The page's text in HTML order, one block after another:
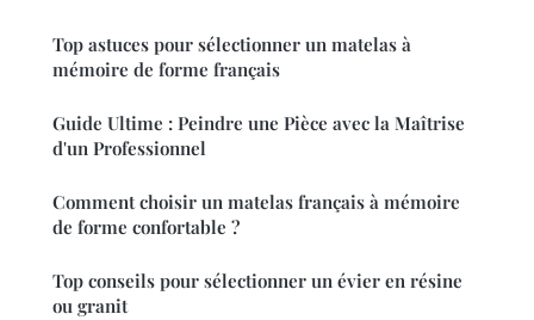
Top astuces pour sélectionner un matelas à
mémoire de forme français
Guide Ultime : Peindre une Pièce avec la Maîtrise
d'un Professionnel
Comment choisir un matelas français à mémoire
de forme confortable ?
Top conseils pour sélectionner un évier en résine
ou granit